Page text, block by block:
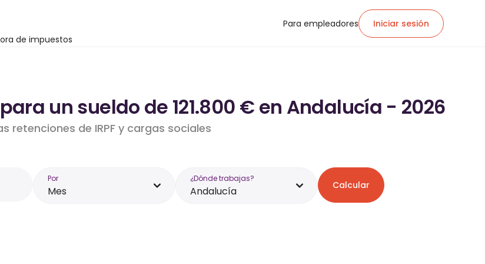
de impuestos
Para empleadores Iniciar sesión
un sueldo de 121.800 € en Andalucía - 2026
retenciones de IRPF y cargas sociales
Por
Mes
¿Dónde trabajas?
Andalucía Calcular